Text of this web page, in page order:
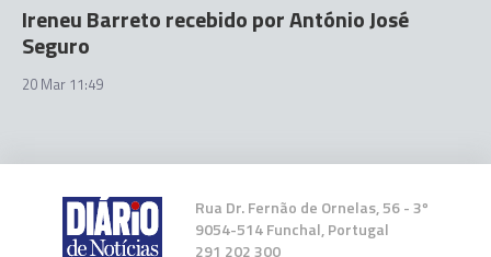
Ireneu Barreto recebido por António José
Seguro
20 Mar 11:49
Rua Dr. Fernão de Ornelas, 56 - 3º
9054-514 Funchal, Portugal
291 202 300